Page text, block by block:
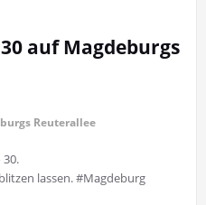
auf Magdeburgs
Reuterallee
lassen. #Magdeburg